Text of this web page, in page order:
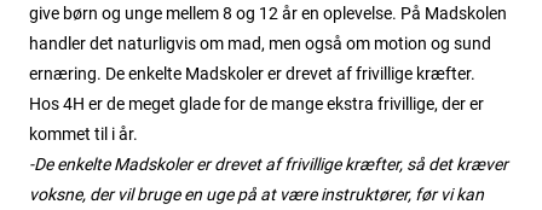
give børn og unge mellem 8 og 12 år en oplevelse. På Madskolen
handler det naturligvis om mad, men også om motion og sund
ernæring. De enkelte Madskoler er drevet af frivillige kræfter.
Hos 4H er de meget glade for de mange ekstra frivillige, der er
kommet til i år.
-De enkelte Madskoler er drevet af frivillige kræfter, så det kræver
voksne, der vil bruge en uge på at være instruktører, før vi kan